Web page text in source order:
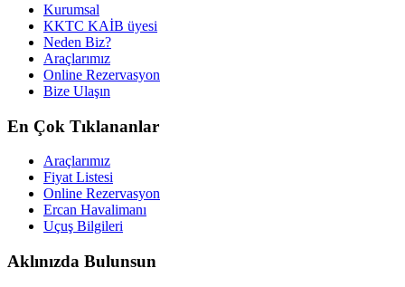
Kurumsal
KKTC KAİB üyesi
Neden Biz?
Araçlarımız
Online Rezervasyon
Bize Ulaşın
En Çok Tıklananlar
Araçlarımız
Fiyat Listesi
Online Rezervasyon
Ercan Havalimanı
Uçuş Bilgileri
Aklınızda Bulunsun